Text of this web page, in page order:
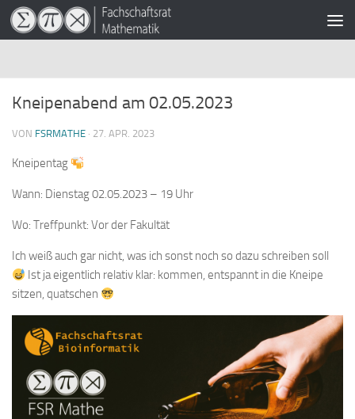
Zum Inhalt springen
Kneipenabend am 02.05.2023
VON FSRMATHE · 27. APR. 2023
Kneipentag
Wann: Dienstag 02.05.2023 – 19 Uhr
Wo: Treffpunkt: Vor der Fakultät
Ich weiß auch gar nicht, was ich sonst noch so dazu schreiben soll
Ist ja eigentlich relativ klar: kommen, entspannt in die Kneipe
sitzen, quatschen